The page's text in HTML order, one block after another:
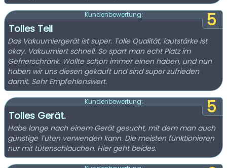
5
Kundenbewertung:
Tolles Teil
Das Vakuumiergerät ist super. Tolle Qualität, lautstärke ist
okay. Vakuumiert schnell. So spart man echt Platz im
Gefrierschrank. Wollte schon immer einen haben, und nun
haben wir uns diesen gekauft und sind super zufrieden
damit. Sehr Empfehlenswert.
5
Kundenbewertung:
Tolles Gerät.
Habe lange nach einem Gerät gesucht, mit dem man auch
günstige Tüten verwenden kann. Die meisten funktionieren
nur mit tütenschläuchen. Hier geht beides.